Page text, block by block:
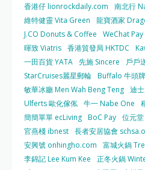
香港仔 lionrockdaily.com
南北行
維特健靈 Vita Green
龍寶酒家
J.CO Donuts & Coffee
WeChat Pay
暉致 Viatris 香港貿發局 HKTDC
一田百貨 YATA 先施 Sincere
戶戶
StarCruises麗星郵輪 Buffalo 牛頭牌
敏華冰廳 Men Wah Beng Teng 迪
Ulferts 歐化傢俬 牛一 Nabe One
簡簡單單 ecLiving BoC Pay 位元
官燕棧 ibnest 長者安居協會
安興號 onhingho.com
富城火鍋
李錦記 Lee Kum Kee
正冬火鍋